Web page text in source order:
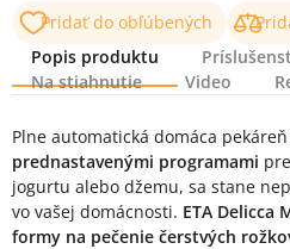
Pridať do obľúbených
Popis produktu
Na stiahnutie
Video
Popis produktu
Plne automatická domáca pekáreň
prednastavenými programami
jogurtu alebo džemu, sa stane
vo vašej domácnosti. ETA Delicca
formy na pečenie čerstvých